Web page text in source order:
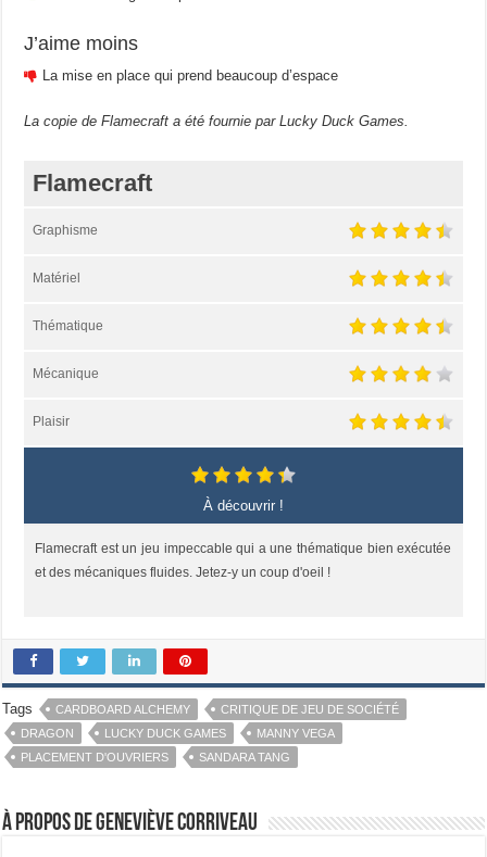
J’aime moins
La mise en place qui prend beaucoup d’espace
La copie de Flamecraft a été fournie par Lucky Duck Games.
Flamecraft
Graphisme
Matériel
Thématique
Mécanique
Plaisir
À découvrir !
Flamecraft est un jeu impeccable qui a une thématique bien exécutée
et des mécaniques fluides. Jetez-y un coup d'oeil !
Tags CARDBOARD ALCHEMY
CRITIQUE DE JEU DE SOCIÉTÉ
DRAGON
LUCKY DUCK GAMES
MANNY VEGA
PLACEMENT D'OUVRIERS
SANDARA TANG
À propos de Geneviève Corriveau